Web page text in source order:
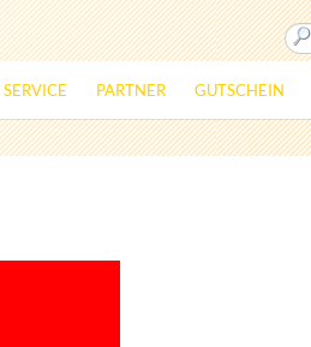
SERVICE PARTNER GUTSCHEIN